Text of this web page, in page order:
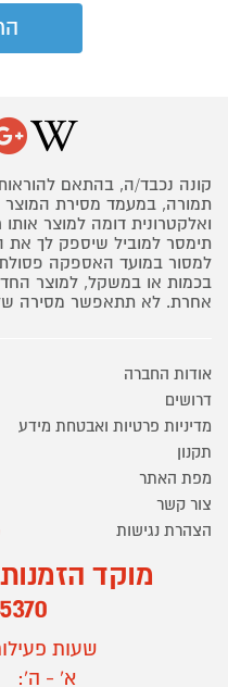
קונה נכבד/ה, בהתאם
תמורה, במעמד מסירת
ואלקטרונית דומה למוצר
תימסר למוביל שיספק לך
למסור במועד האספקה פסולת
בכמות או במשקל, למוצר
אחרת. לא תתאפשר מסירה
אודות החברה
דרושים
מדיניות פרטיות ואבטחת מידע
תקנון
מפת האתר
צור קשר
הצהרת נגישות
מוקד
שעות
א' - ה':